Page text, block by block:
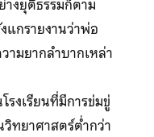
งยุติธรรมก็ตาม
แกรายงานว่าพ่อ
มยากลำบากเหล่า
รงเรียนที่มีการข่มขู่
ทยาศาสตร์ต่ำกว่า